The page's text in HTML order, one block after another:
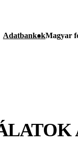
AdatbankokMagyar